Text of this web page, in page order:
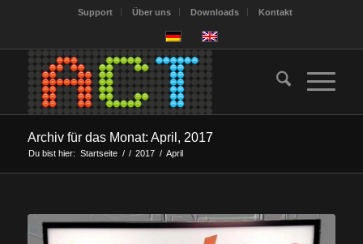
Support Über uns Downloads Kontakt
Archiv für das Monat: April, 2017
Du bist hier: Startseite / / 2017 / April